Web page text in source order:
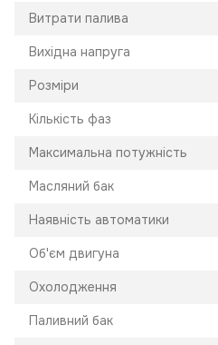
Витрати палива
Вихідна напруга
Розміри
Кількість фаз
Максимальна потужність
Масляний бак
Наявність автоматики
Об'єм двигуна
Охолодження
Паливний бак